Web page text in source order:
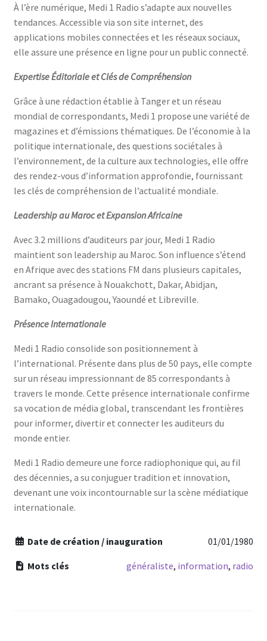
À l’ère numérique, Medi 1 Radio s’adapte aux nouvelles
tendances. Accessible via son site internet, des
applications mobiles connectées et les réseaux sociaux,
elle assure une présence en ligne pour un public connecté.
Expertise Éditoriale et Clés de Compréhension
Grâce à une rédaction établie à Tanger et un réseau
mondial de correspondants, Medi 1 propose une variété de
magazines et d’émissions thématiques. De l’économie à la
politique internationale, des questions sociétales à
l’environnement, de la culture aux technologies, elle offre
des rendez-vous d’information approfondie, fournissant
les clés de compréhension de l’actualité mondiale.
Leadership au Maroc et Expansion Africaine
Avec 3.2 millions d’auditeurs par jour, Medi 1 Radio
maintient son leadership au Maroc. Son influence s’étend
en Afrique avec des stations FM dans plusieurs capitales,
ancrant sa présence à Nouakchott, Dakar, Abidjan,
Bamako, Ouagadougou, Yaoundé et Libreville.
Présence Internationale
Medi 1 Radio consolide son positionnement à
l’international. Présente dans plus de 50 pays, elle compte
sur un réseau impressionnant de 85 correspondants à
travers le monde. Cette présence internationale confirme
sa vocation de média global, transcendant les frontières
pour informer, divertir et connecter les auditeurs du
monde entier.
Medi 1 Radio demeure une force radiophonique qui, au fil
des décennies, a su conjuguer tradition et innovation,
devenant une voix incontournable sur la scène médiatique
internationale.
Date de création / inauguration 01/01/1980
Mots clés généraliste, information, radio